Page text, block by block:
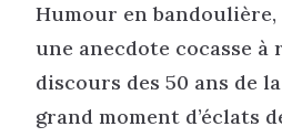
Humour en
une anecdote cocasse à
discours des 50 ans de
grand moment d’éclats